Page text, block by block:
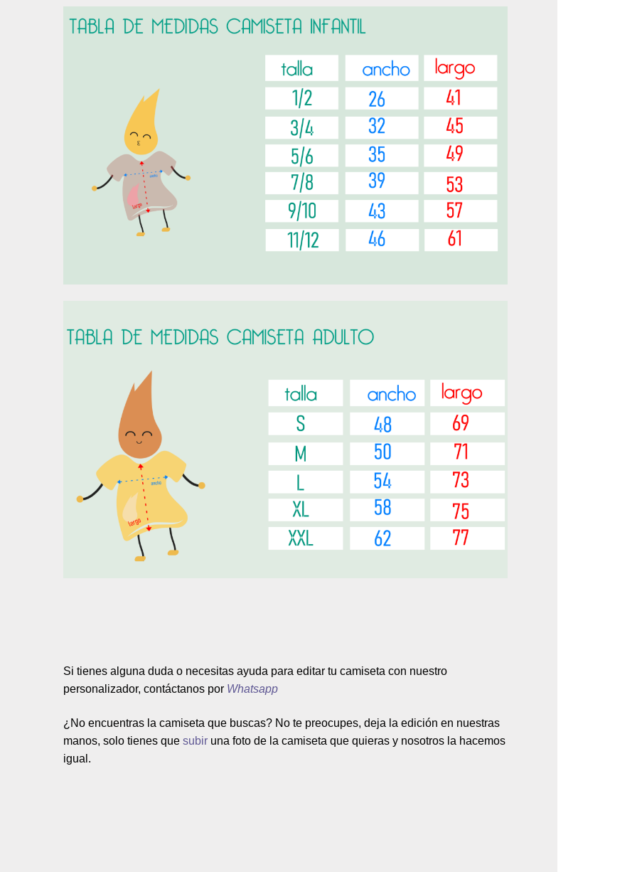
Si tienes alguna duda o necesitas ayuda para editar tu camiseta con nuestro
personalizador, contáctanos por Whatsapp
¿No encuentras la camiseta que buscas? No te preocupes, deja la edición en nuestras
manos, solo tienes que subiruna foto de la camiseta que quieras y nosotros la hacemos
igual.